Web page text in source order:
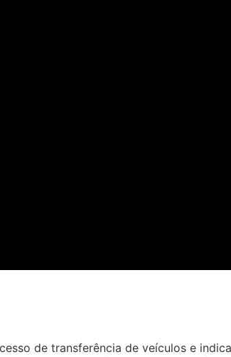
de transferência de veículos e